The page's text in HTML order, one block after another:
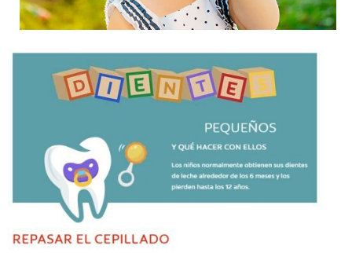
SUSCRIBITE